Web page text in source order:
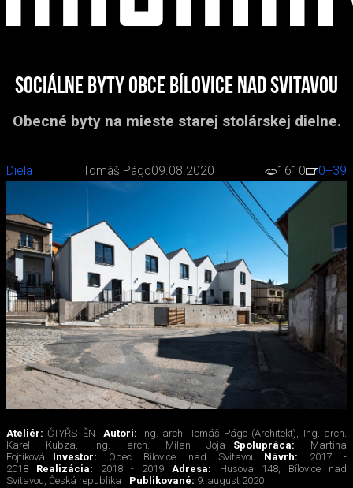
Sociálne byty obce Bílovice nad Svitavou
Obecné byty na mieste starej stolárskej dielne.
Diela Tomáš Págo09.08.2020 1610 0+39
Ateliér:ČTYŘSTĚN Autori: Ing. arch. Tomáš Págo (Architekt), Ing. arch.
Karel Kubza, Ing. arch. Milan Joja
Spolupráca: Martina
Fojtíková
Investor: Obec Bílovice nad Svitavou Návrh: 2017 -
2018
Realizácia: 2018 - 2019 Adresa: Husova 148, Bílovice nad
Svitavou, Česká republika
Publikované: 9. august 2020